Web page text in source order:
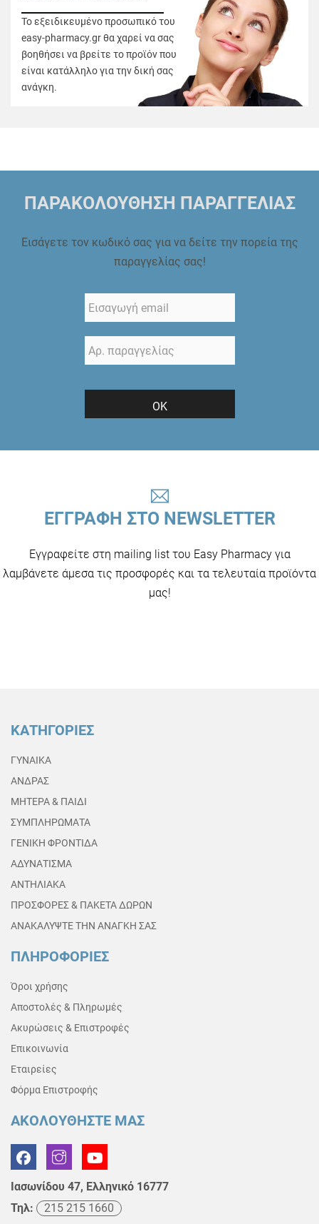
Το εξειδικευμένο προσωπικό του
easy-pharmacy.gr θα χαρεί να σας
βοηθήσει να βρείτε το προϊόν που
είναι κατάλληλο για την δική σας
ανάγκη.
ΠΑΡΑΚΟΛΟΥΘΗΣΗ ΠΑΡΑΓΓΕΛΙΑΣ
Εισάγετε τον κωδικό σας για να δείτε την πορεία της
παραγγελίας σας!
ΟΚ
ΕΓΓΡΑΦΗ ΣΤΟ NEWSLETTER
Εγγραφείτε στη mailing list του Easy Pharmacy για
λαμβάνετε άμεσα τις προσφορές και τα τελευταία προϊόντα
μας!
ΚΑΤΗΓΟΡΙΕΣ
ΓΥΝΑΙΚΑ
ΑΝΔΡΑΣ
ΜΗΤΕΡΑ & ΠΑΙΔΙ
ΣΥΜΠΛΗΡΩΜΑΤΑ
ΓΕΝΙΚΗ ΦΡΟΝΤΙΔΑ
ΑΔΥΝΑΤΙΣΜΑ
ΑΝΤΗΛΙΑΚΑ
ΠΡΟΣΦΟΡΕΣ & ΠΑΚΕΤΑ ΔΩΡΩΝ
ΑΝΑΚΑΛΥΨΤΕ ΤΗΝ ΑΝΑΓΚΗ ΣΑΣ
ΠΛΗΡΟΦΟΡΙΕΣ
Όροι χρήσης
Αποστολές & Πληρωμές
Ακυρώσεις & Επιστροφές
Επικοινωνία
Εταιρείες
Φόρμα Επιστροφής
ΑΚΟΛΟΥΘΗΣΤΕ ΜΑΣ
Ιασωνίδου 47, Ελληνικό 16777
Τηλ:
215 215 1660